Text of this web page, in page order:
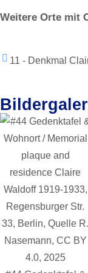
Weitere Orte mit
11 - Denkmal